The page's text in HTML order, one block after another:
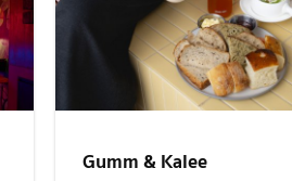
Gumm & Kalee